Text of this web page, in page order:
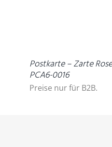
Postkarte – Zarte
PCA6-0016
Preise nur für B2B.